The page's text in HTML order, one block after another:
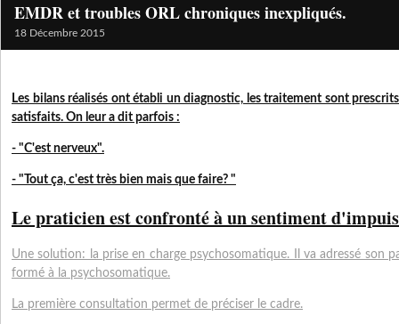
EMDR et troubles ORL chroniques inexpliqués.
18 Décembre 2015
Les bilans réalisés ont établi un diagnostic, les traitement sont
satisfaits. On leur a dit parfois :
- "C'est nerveux".
- "Tout ça, c'est très bien mais que faire? "
Le praticien est confronté à un sentiment
Une solution: la prise en charge psychosomatique. Il va adressé son
formé à la psychosomatique.
La première consultation permet de préciser le cadre.